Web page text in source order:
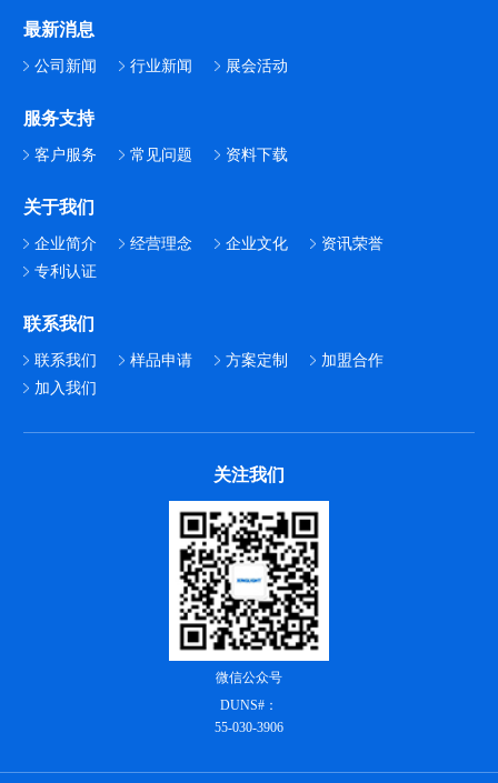
最新消息
公司新闻 行业新闻 展会活动
服务支持
客户服务 常见问题 资料下载
关于我们
企业简介 经营理念 企业文化
资讯荣誉
专利认证
联系我们
联系我们 样品申请 方案定制
加盟合作
加入我们
关注我们
微信公众号
DUNS#：
55-030-3906